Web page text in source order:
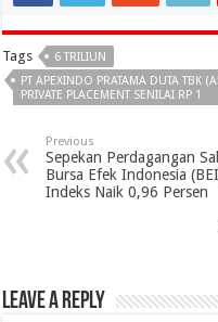
Tags
6 TRILIUN
PT APEXINDO PRATAMA DUTA TBK
PRIVATE PLACEMENT SENILAI RP 1
Previous
Sepekan Perdagangan
Bursa Efek Indonesia
Indeks Naik 0,96 Persen
Leave a Reply